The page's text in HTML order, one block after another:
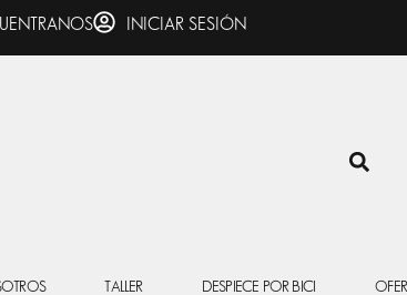
INICIAR SESIÓN
TALLER DESPIECE POR BICI